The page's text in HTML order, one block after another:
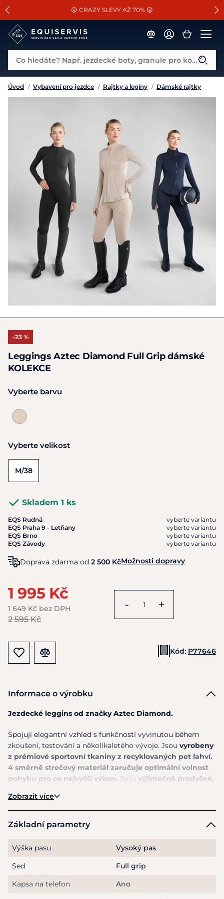
SLEVA 13% na vše od Cassini!
😮 CRAZY SLEVY AŽ 70% 😮
📐Pasování a doplňky k vybraným sedlům ZDARMA 🐴
Co hledáte? Např. jezdecké boty, granule pro koně...
Úvod / Vybavení pro jezdce / Rajtky a legíny / Dámské rajtky
-23 %
Leggings Aztec Diamond Full Grip dámské
KOLEKCE
Vyberte barvu
Vyberte velikost
M/38
Skladem 1 ks
EQS Rudná
vyberte variantu
EQS Praha 9 - Letňany
vyberte variantu
EQS Brno
vyberte variantu
EQS Závody
vyberte variantu
Doprava zdarma od 2 500 KčMožnosti dopravy
1 995 Kč
1 649 Kč bez DPH
2 595 Kč
- +
Kód: P77646
Informace o výrobku
Jezdecké leggins od značky Aztec Diamond.
Spojují elegantní vzhled s funkčností vyvinutou během
zkoušení, testování a několikaletého vývoje. Jsou vyrobeny
z prémiové sportovní tkaniny z recyklovaných pet lahví.
4 směrně strečový materiál zaručuje optimální volnost
pohybu pro co nejvyšší výkon. Jsou výjimečně prodyšné,
udrží vás v suchu a komfortu. Jsou navrženy s středně
vysokým pasem. Zakřivené boční panelypro maximální
volnost v sedle.Celogripový sed zajišťuje podporu a lepší
telefonu poslouží
hluboká boční kapsa. Celkový vzhled
uspokojí nároky i těch nejnáročnějších jezdců.
Zobrazit více
Základní parametry
Výška pasu
Vysoký pas
Sed
Full grip
Kapsa na telefon
Ano